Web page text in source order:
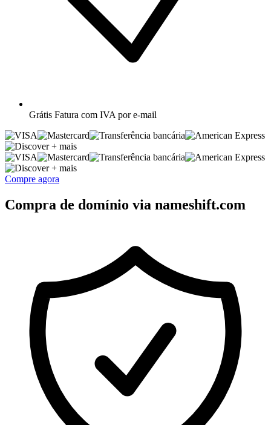
Grátis Fatura com IVA por e-mail
+ mais
+ mais
Compre agora
Compra de domínio via nameshift.com